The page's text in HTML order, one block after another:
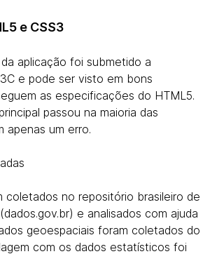
e CSS3
aplicação foi submetido a
e pode ser visto em bons
as especificações do HTML5.
passou na maioria das
apenas um erro.
coletados no repositório brasileiro de
e analisados com ajuda
geoespaciais foram coletados do
com os dados estatísticos foi